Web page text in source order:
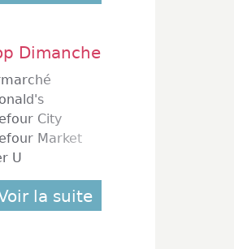
Dimanche
City
Market
U
la suite